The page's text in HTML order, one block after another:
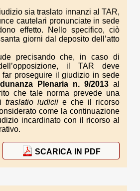
sia traslato innanzi al TAR,
cautelari pronunciate in sede
effetto. Nello specifico, ciò
giorni dal deposito dell’atto
precisando che, in caso di
il TAR deve
proseguire il giudizio in sede
Plenaria n. 9/2013 al
che tale norma prevede una
traslatio iudicii e che il ricorso
come la continuazione
incardinato con il ricorso al
SCARICA IN PDF